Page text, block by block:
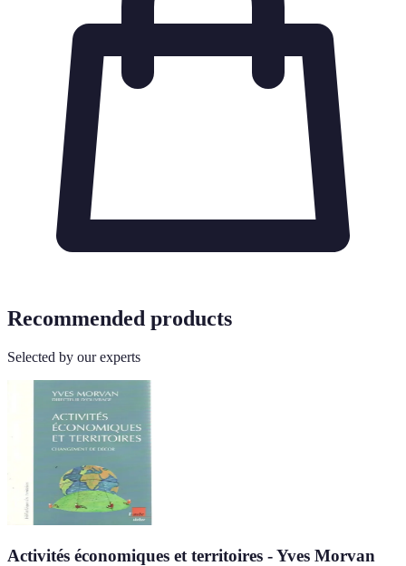
Recommended products
Selected by our experts
Activités économiques et territoires - Yves Morvan